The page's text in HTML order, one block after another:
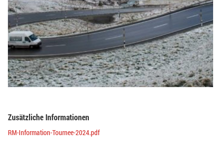
Zusätzliche Informationen
RM-Information-Tournee-2024.pdf